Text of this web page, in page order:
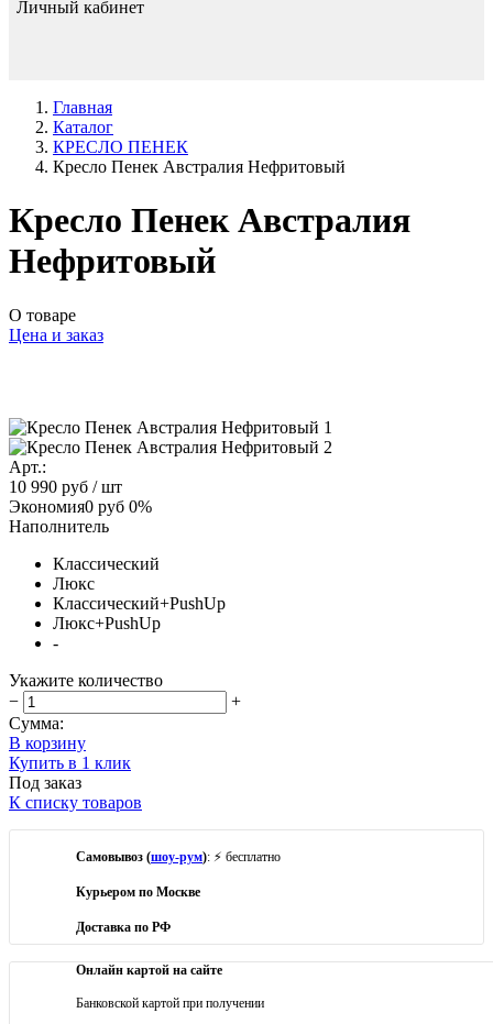
Личный кабинет
Главная
Каталог
КРЕСЛО ПЕНЕК
Кресло Пенек Австралия Нефритовый
Кресло Пенек Австралия
Нефритовый
О товаре
Цена и заказ
Арт.:
10 990 руб / шт
Экономия0 руб 0%
Наполнитель
Классический
Люкс
Классический+PushUp
Люкс+PushUp
-
Укажите количество
−
+
Сумма:
В корзину
Купить в 1 клик
Под заказ
К списку товаров
Самовывоз (шоу-рум): ⚡ бесплатно
Курьером по Москве
Доставка по РФ
Онлайн картой на сайте
Банковской картой при получении